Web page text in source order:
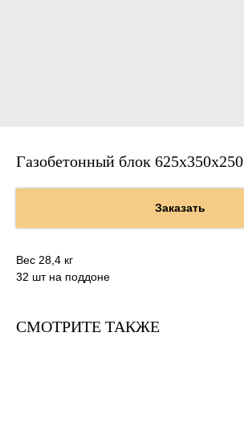
Газобетонный блок 625х350х250
Заказать
Вес 28,4 кг
32 шт на поддоне
СМОТРИТЕ ТАКЖЕ